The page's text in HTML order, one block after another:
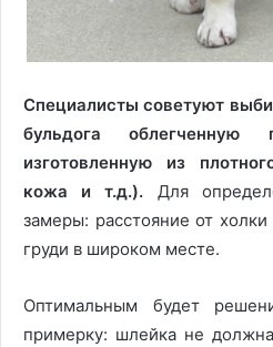
Специалисты советуют
бульдога облегченную
изготовленную из
кожа и т.д.). Для
замеры: расстояние от
груди в широком месте.
Оптимальным будет
примерку: шлейка не